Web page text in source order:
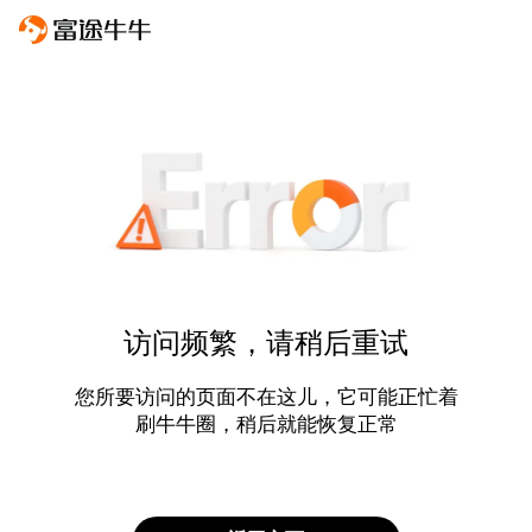
访问频繁，请稍后重试
您所要访问的页面不在这儿，它可能正忙着
刷牛牛圈，稍后就能恢复正常